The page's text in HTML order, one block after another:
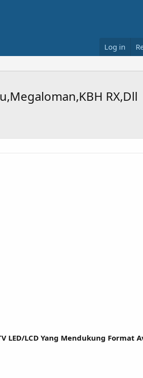
Log in
RX,Dll
LCD Yang Mendukung Format